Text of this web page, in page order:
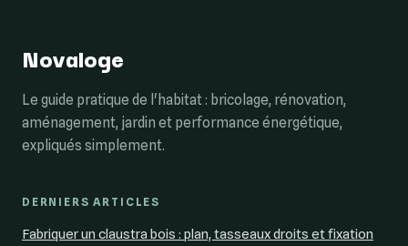
Novaloge
Le guide pratique de l'habitat : bricolage, rénovation,
aménagement, jardin et performance énergétique,
expliqués simplement.
DERNIERS ARTICLES
Fabriquer un claustra bois : plan, tasseaux droits et fixation